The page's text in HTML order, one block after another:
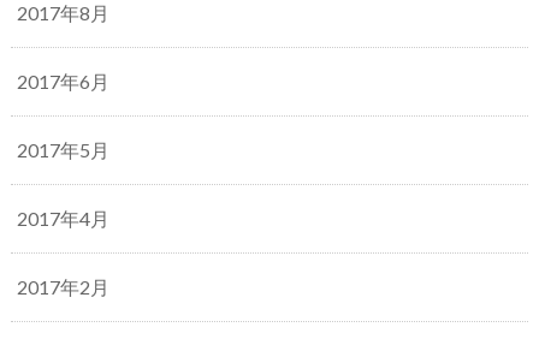
2017年8月
2017年6月
2017年5月
2017年4月
2017年2月